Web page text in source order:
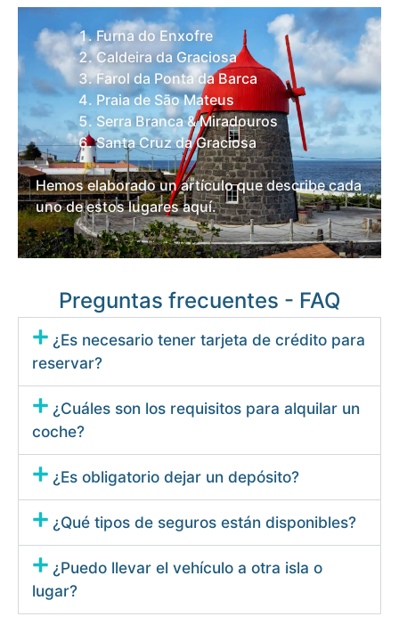
Furna do Enxofre
Caldeira da Graciosa
Farol da Ponta da Barca
Praia de São Mateus
Serra Branca & Miradouros
Santa Cruz da Graciosa
Hemos elaborado un artículo que describe cada
uno de estos lugares aquí.
Preguntas frecuentes - FAQ
¿Es necesario tener tarjeta de crédito para
reservar?
¿Cuáles son los requisitos para alquilar un
coche?
¿Es obligatorio dejar un depósito?
¿Qué tipos de seguros están disponibles?
¿Puedo llevar el vehículo a otra isla o
lugar?